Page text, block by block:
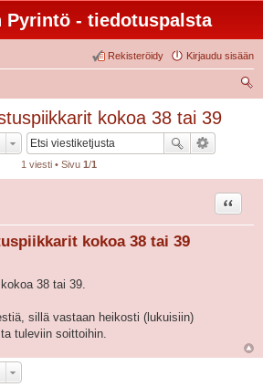
Pyrintö - tiedotuspalsta
Kirjaudu sisään
Rekisteröidy
kokoa 38 tai 39
1 viesti • Sivu 1/1
kokoa 38 tai 39
Lainaa
38 tai 39.
sillä vastaan heikosti (lukuisiin)
tuleviin soittoihin.